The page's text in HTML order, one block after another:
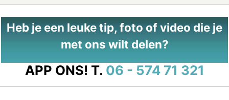
Heb je een leuke tip, foto of video die je
met ons wilt delen?
APP ONS! T. 06 - 574 71 321